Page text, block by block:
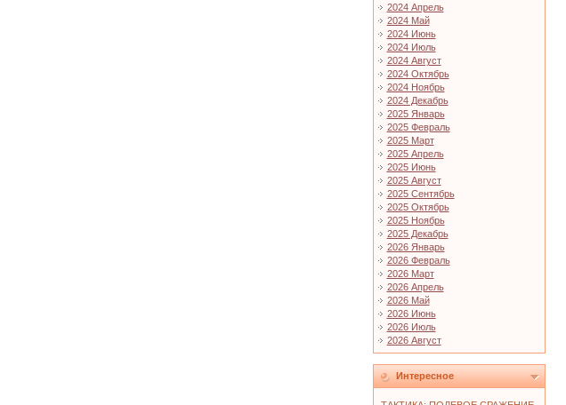
2024 Апрель
2024 Май
2024 Июнь
2024 Июль
2024 Август
2024 Октябрь
2024 Ноябрь
2024 Декабрь
2025 Январь
2025 Февраль
2025 Март
2025 Апрель
2025 Июнь
2025 Август
2025 Сентябрь
2025 Октябрь
2025 Ноябрь
2025 Декабрь
2026 Январь
2026 Февраль
2026 Март
2026 Апрель
2026 Май
2026 Июнь
2026 Июль
2026 Август
Интересное